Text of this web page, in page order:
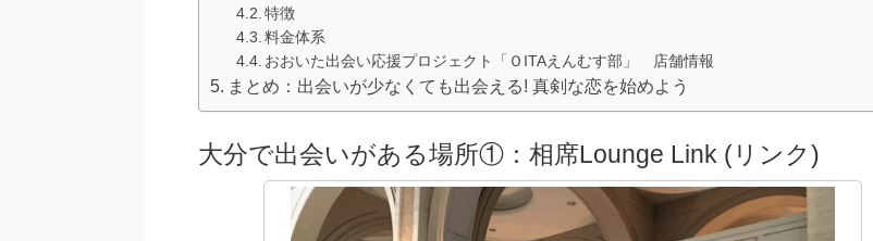
特徴
料金体系
おおいた出会い応援プロジェクト「ＯITAえんむす部」 店舗情報
まとめ：出会いが少なくても出会える! 真剣な恋を始めよう
大分で出会いがある場所①：相席Lounge Link (リンク)